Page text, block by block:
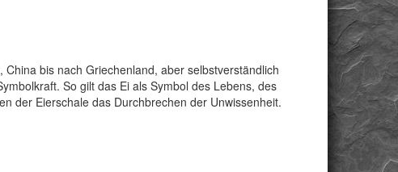
bis nach Griechenland, aber selbstverständlich
So gilt das Ei als Symbol des Lebens, des
der Eierschale das Durchbrechen der Unwissenheit.